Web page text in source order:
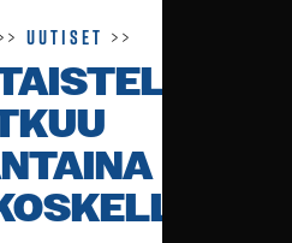
Uutiset >>